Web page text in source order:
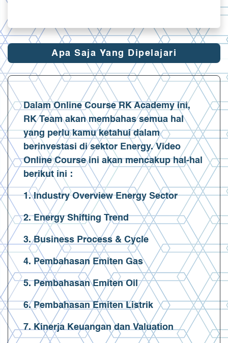
Apa Saja Yang Dipelajari
Dalam Online Course RK Academy ini,
RK Team akan membahas semua hal
yang perlu kamu ketahui dalam
berinvestasi di sektor Energy. Video
Online Course ini akan mencakup hal-hal
berikut ini :
1. Industry Overview Energy Sector
2. Energy Shifting Trend
3. Business Process & Cycle
4. Pembahasan Emiten Gas
5. Pembahasan Emiten Oil
6. Pembahasan Emiten Listrik
7. Kinerja Keuangan dan Valuation